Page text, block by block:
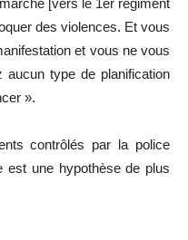
des violences. Et vous
et vous ne vous
type de planification
».
contrôlés par la police
est une hypothèse de plus